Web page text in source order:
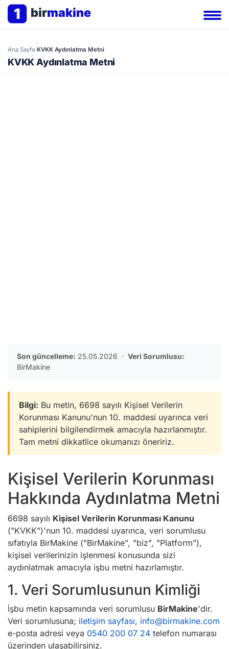
1 birmakine
Ana Sayfa›KVKK Aydınlatma Metni
KVKK Aydınlatma Metni
Son güncelleme: 25.05.2026 · Veri Sorumlusu:
BirMakine
Bilgi: Bu metin, 6698 sayılı Kişisel Verilerin
Korunması Kanunu'nun 10. maddesi uyarınca veri
sahiplerini bilgilendirmek amacıyla hazırlanmıştır.
Tam metni dikkatlice okumanızı öneririz.
Kişisel Verilerin Korunması
Hakkında Aydınlatma Metni
6698 sayılı Kişisel Verilerin Korunması Kanunu
("KVKK")'nun 10. maddesi uyarınca, veri sorumlusu
sıfatıyla BirMakine ("BirMakine", "biz", "Platform"),
kişisel verilerinizin işlenmesi konusunda sizi
aydınlatmak amacıyla işbu metni hazırlamıştır.
1. Veri Sorumlusunun Kimliği
İşbu metin kapsamında veri sorumlusu BirMakine'dir.
Veri sorumlusuna; iletişim sayfası, info@birmakine.com
e-posta adresi veya 0540 200 07 24 telefon numarası
üzerinden ulaşabilirsiniz.